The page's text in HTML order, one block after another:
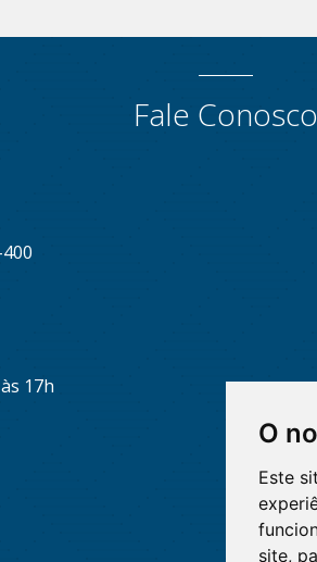
O
Este
site,
Fale Conosco
17h